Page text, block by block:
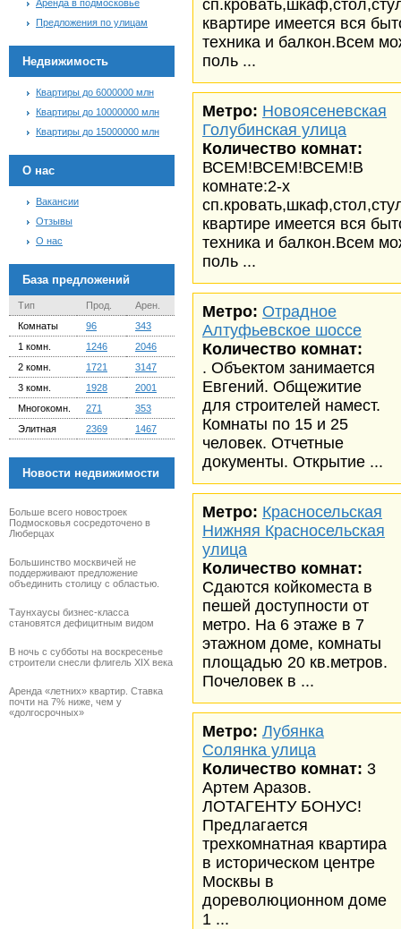
Аренда в подмосковье
Предложения по улицам
Недвижимость
Квартиры до 6000000 млн
Квартиры до 10000000 млн
Квартиры до 15000000 млн
О нас
Вакансии
Отзывы
О нас
База предложений
Тип Прод.
Арен.
Комнаты
96
343
1 комн.
1246
2046
2 комн.
1721
3147
3 комн.
1928
2001
Многокомн.
271
353
Элитная
2369 1467
Новости недвижимости
Больше всего новостроек
Подмосковья сосредоточено в
Люберцах
Большинство москвичей не
поддерживают предложение
объединить столицу с областью.
Таунхаусы бизнес-класса
становятся дефицитным видом
В ночь с субботы на воскресенье
строители снесли флигель XIX века
Аренда «летних» квартир. Ставка
почти на 7% ниже, чем у
«долгосрочных»
квартире имеется вся
техника и балкон.Всем
поль ...
Метро: Новоясеневская
Голубинская улица
Количество комнат:
ВСЕМ!ВСЕМ!ВСЕМ!В
комнате:2-х
квартире имеется вся
техника и балкон.Всем
поль ...
Метро: Отрадное
Алтуфьевское шоссе
Количество комнат:
. Объектом занимается
Евгений. Общежитие
для строителей намест.
Комнаты по 15 и 25
человек. Отчетные
документы. Открытие ...
Метро: Красносельская
Нижняя Красносельская
улица
Количество комнат:
Сдаются койкоместа в
пешей доступности от
метро. На 6 этаже в 7
этажном доме, комнаты
площадью 20 кв.метров.
Почеловек в ...
Метро: Лубянка
Солянка улица
Количество комнат: 3
Артем Аразов.
ЛОТАГЕНТУ БОНУС!
Предлагается
трехкомнатная квартира
в историческом центре
Москвы в
дореволюционном доме
1 ...